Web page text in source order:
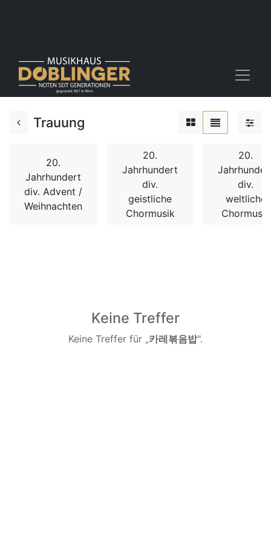
Trauung
20.
Jahrhundert
div. Advent /
Weihnachten
20.
Jahrhundert
div.
geistliche
Chormusik
20.
div.
weltliche
Chormusik
Keine Treffer
Keine Treffer für „카레볶음밥".